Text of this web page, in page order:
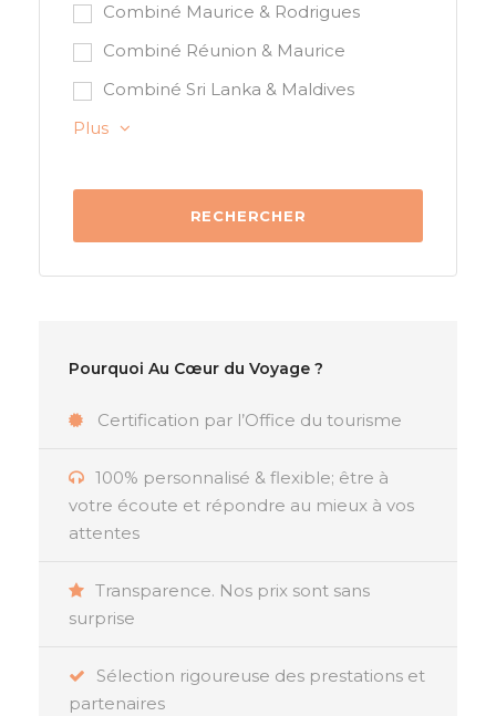
Combiné Maurice & Rodrigues
Combiné Réunion & Maurice
Combiné Sri Lanka & Maldives
Plus
Pourquoi Au Cœur du Voyage ?
Certification par l’Office du tourisme
100% personnalisé & flexible; être à
votre écoute et répondre au mieux à vos
attentes
Transparence. Nos prix sont sans
surprise
Sélection rigoureuse des prestations et
partenaires